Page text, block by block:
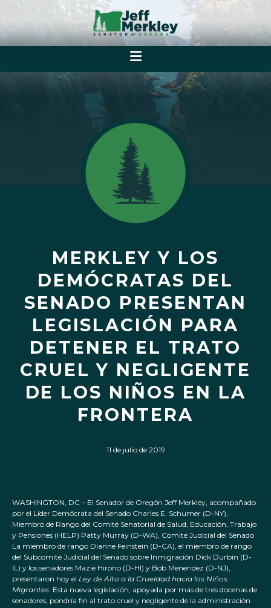
MERKLEY Y LOS
DEMÓCRATAS DEL
SENADO PRESENTAN
LEGISLACIÓN PARA
DETENER EL TRATO
CRUEL Y NEGLIGENTE
DE LOS NIÑOS EN LA
FRONTERA
11 de julio de 2019
WASHINGTON, DC – El Senador de Oregón Jeff Merkley, acompañado
por el Líder Demócrata del Senado Charles E. Schumer (D-NY),
Miembro de Rango del Comité Senatorial de Salud, Educación, Trabajo
y Pensiones (HELP) Patty Murray (D-WA), Comité Judicial del Senado
La miembro de rango Dianne Feinstein (D-CA), el miembro de rango
del Subcomité Judicial del Senado sobre Inmigración Dick Durbin (D-
IL) y los senadores Mazie Hirono (D-HI) y Bob Menendez (D-NJ),
presentaron hoy el Ley de Alto a la Crueldad hacia los Niños
Migrantes. Esta nueva legislación, apoyada por más de tres docenas de
senadores, pondría fin al trato cruel y negligente de la administración